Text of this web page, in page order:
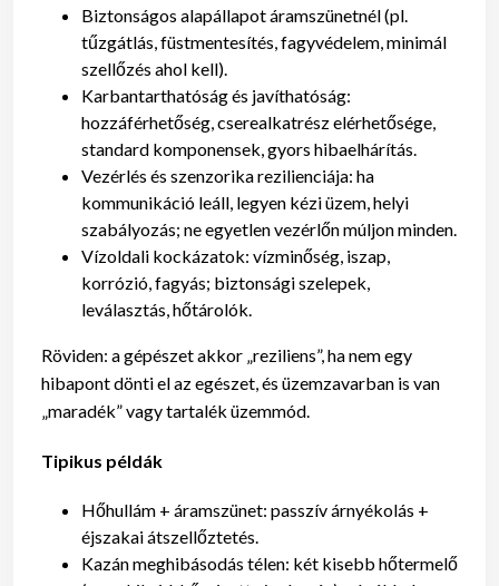
Biztonságos alapállapot áramszünetnél (pl.
tűzgátlás, füstmentesítés, fagyvédelem, minimál
szellőzés ahol kell).
Karbantarthatóság és javíthatóság:
hozzáférhetőség, cserealkatrész elérhetősége,
standard komponensek, gyors hibaelhárítás.
Vezérlés és szenzorika rezilienciája: ha
kommunikáció leáll, legyen kézi üzem, helyi
szabályozás; ne egyetlen vezérlőn múljon minden.
Vízoldali kockázatok: vízminőség, iszap,
korrózió, fagyás; biztonsági szelepek,
leválasztás, hőtárolók.
Röviden: a gépészet akkor „reziliens”, ha nem egy
hibapont dönti el az egészet, és üzemzavarban is van
„maradék” vagy tartalék üzemmód.
Tipikus példák
Hőhullám + áramszünet: passzív árnyékolás +
éjszakai átszellőztetés.
Kazán meghibásodás télen: két kisebb hőtermelő